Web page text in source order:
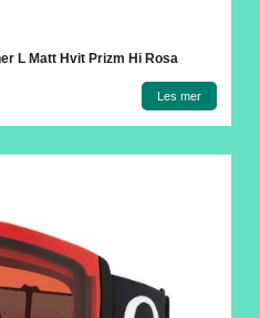
L Matt Hvit Prizm Hi Rosa
Les mer